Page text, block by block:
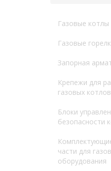
Газовые котлы
Газовые
Запорная
Крепежи для
газовых котлов
Блоки
безопасности
части для
оборудования